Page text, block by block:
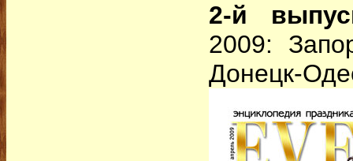
2-й
2009:
Донецк-